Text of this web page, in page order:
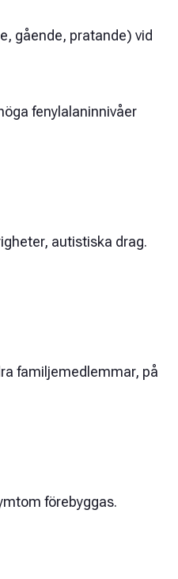
gående, pratande) vid
fenylalaninnivåer
autistiska drag.
familjemedlemmar, på
förebyggas.